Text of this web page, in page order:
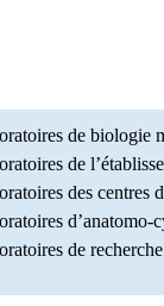
de biologie
de
des centres
d’anatomo-
de